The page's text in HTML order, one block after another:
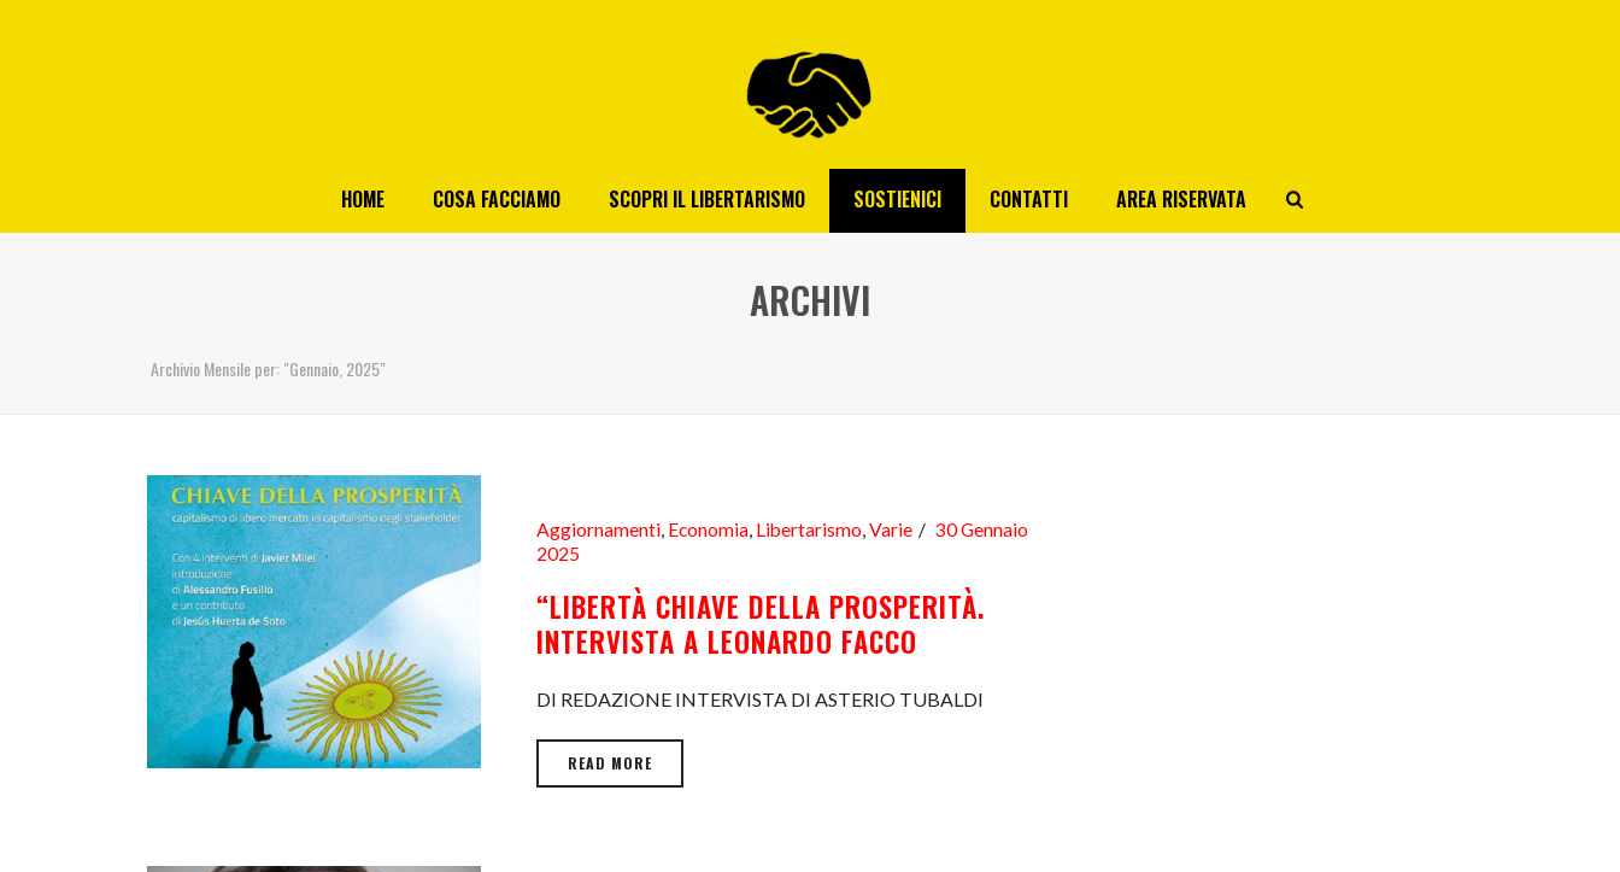
HOME COSA FACCIAMO SCOPRI IL LIBERTARISMO SOSTIENICI CONTATTI AREA RISERVATA
ARCHIVI
Archivio Mensile per: "Gennaio, 2025"
Aggiornamenti, Economia, Libertarismo,Varie
30 Gennaio
2025
“LIBERTÀ CHIAVE DELLA PROSPERITÀ.
INTERVISTA A LEONARDO FACCO
DI REDAZIONE INTERVISTA DI ASTERIO TUBALDI
READ MORE